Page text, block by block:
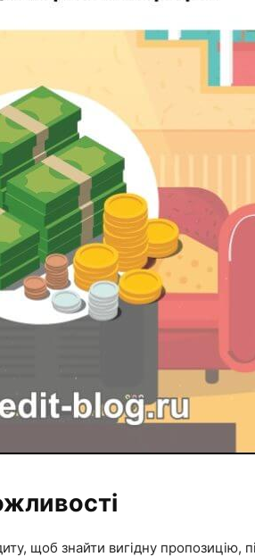
щоб знайти вигідну пропозицію,